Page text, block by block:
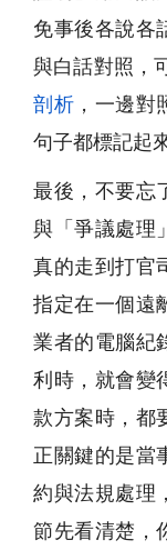
免事後各說各
與白話對照，
剖析 ，一邊
句子都標記起來
最後，不要忘
與「爭議處理
真的走到打官
指定在一個遠
業者的電腦紀
利時，就會變
款方案時，都
正關鍵的是當
約與法規處理
節先看清楚，